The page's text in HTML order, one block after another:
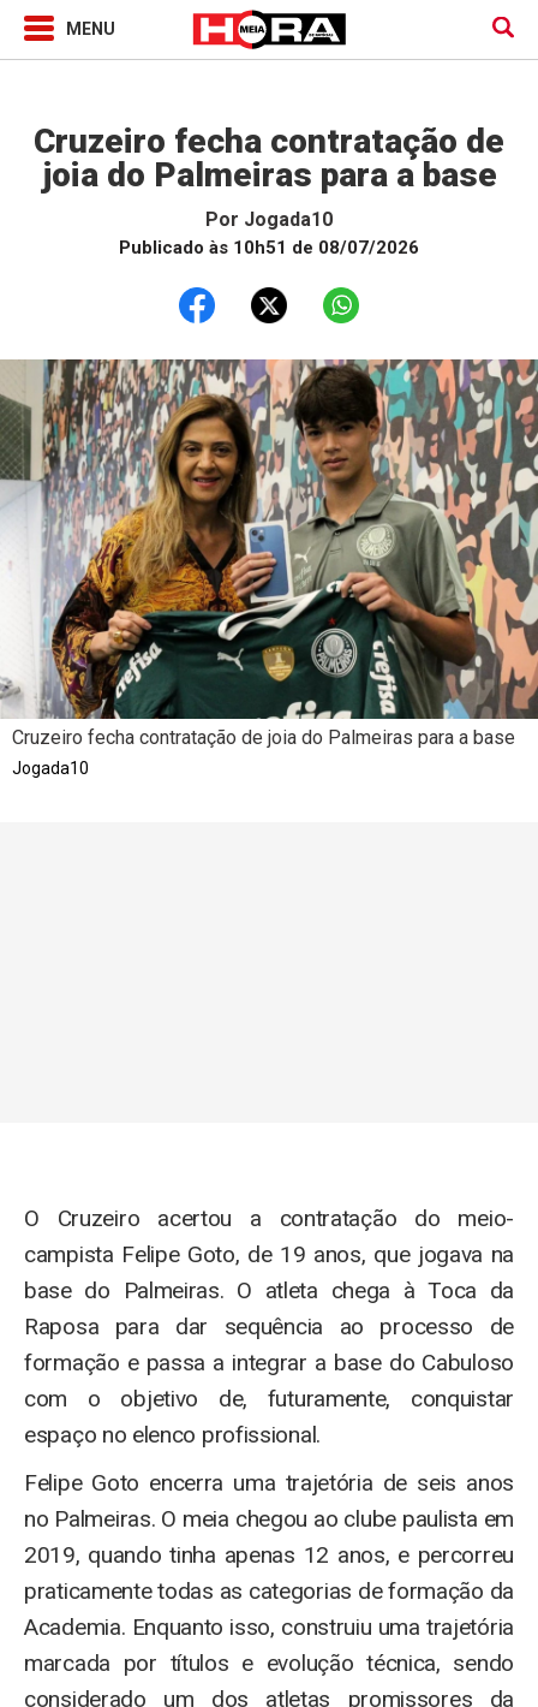
Cruzeiro fecha contratação de
joia do Palmeiras para a base
Por Jogada10
Publicado às 10h51 de 08/07/2026
Cruzeiro fecha contratação de joia do Palmeiras para a base
Jogada10
O Cruzeiro acertou a contratação do meio-
campista Felipe Goto, de 19 anos, que jogava na
base do Palmeiras. O atleta chega à Toca da
Raposa para dar sequência ao processo de
formação e passa a integrar a base do Cabuloso
com o objetivo de, futuramente, conquistar
espaço no elenco profissional.
Felipe Goto encerra uma trajetória de seis anos
no Palmeiras. O meia chegou ao clube paulista em
2019, quando tinha apenas 12 anos, e percorreu
praticamente todas as categorias de formação da
Academia. Enquanto isso, construiu uma trajetória
marcada por títulos e evolução técnica, sendo
considerado um dos atletas promissores da